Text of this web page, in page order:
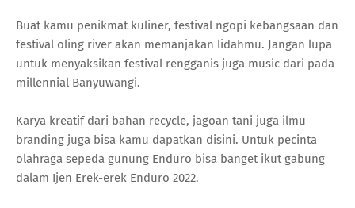
Buat kamu penikmat kuliner, festival ngopi kebangsaan dan
festival oling river akan memanjakan lidahmu. Jangan lupa
untuk menyaksikan festival rengganis juga music dari pada
millennial Banyuwangi.
Karya kreatif dari bahan recycle, jagoan tani juga ilmu
branding juga bisa kamu dapatkan disini. Untuk pecinta
olahraga sepeda gunung Enduro bisa banget ikut gabung
dalam Ijen Erek-erek Enduro 2022.